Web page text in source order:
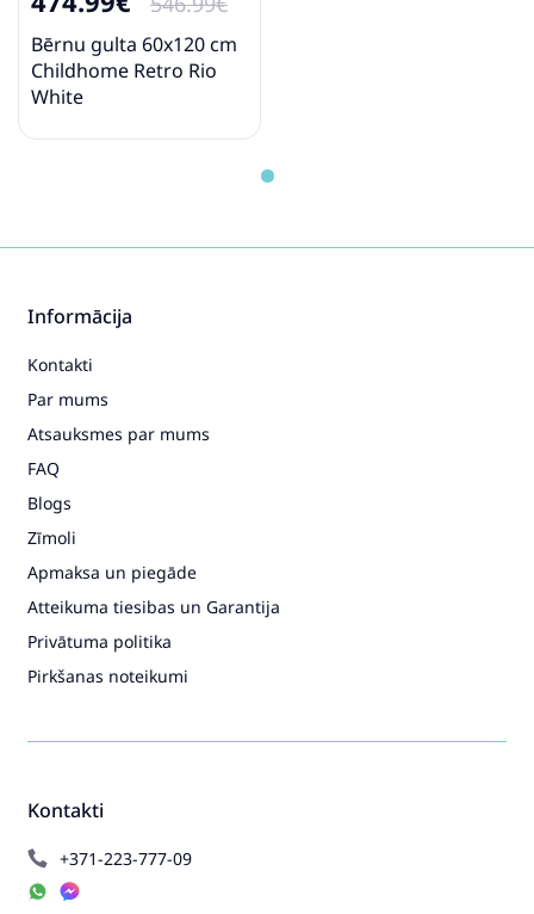
Bērnu gulta 60x120 cm
Childhome Retro Rio
White
Kontakti
+371-223-777-09
Informācija
Kontakti
Par mums
Atsauksmes par mums
FAQ
Blogs
Zīmoli
Apmaksa un piegāde
Atteikuma tiesibas un Garantija
Privātuma politika
Pirkšanas noteikumi